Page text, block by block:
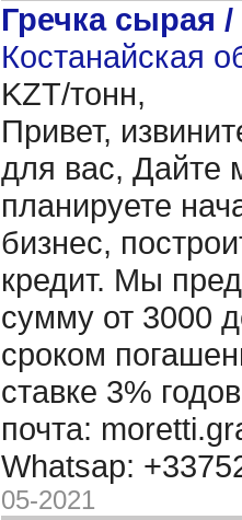
Гречка сырая /
Костанайская
KZT/тонн,
Привет,
для вас, Дайте
планируете
бизнес,
кредит. Мы
сумму от 3000
сроком
ставке 3%
почта:
Whatsap:
05-2021